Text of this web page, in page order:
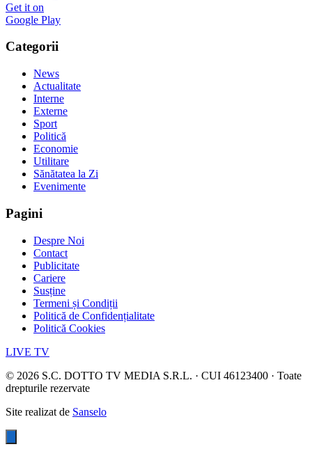
Get it on
Google Play
Categorii
News
Actualitate
Interne
Externe
Sport
Politică
Economie
Utilitare
Sănătatea la Zi
Evenimente
Pagini
Despre Noi
Contact
Publicitate
Cariere
Susține
Termeni și Condiții
Politică de Confidențialitate
Politică Cookies
LIVE TV
© 2026 S.C. DOTTO TV MEDIA S.R.L. · CUI 46123400 · Toate
drepturile rezervate
Site realizat de Sanselo